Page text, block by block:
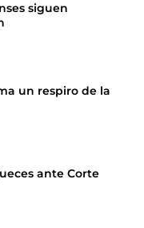
siguen
un respiro de la
ante Corte